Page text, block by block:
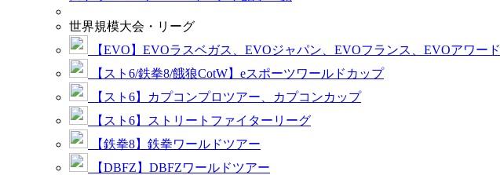
世界規模大会・リーグ
【EVO】EVOラスベガス、EVOジャパン、EVOフランス、EVOアワード
【スト6/鉄拳8/餓狼CotW】eスポーツワールドカップ
【スト6】カプコンプロツアー、カプコンカップ
【スト6】ストリートファイターリーグ
【鉄拳8】鉄拳ワールドツアー
【DBFZ】DBFZワールドツアー